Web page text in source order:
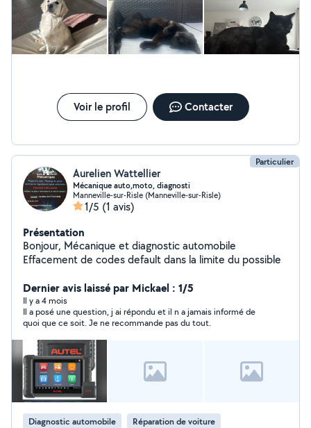
Voir le profil Contacter
Particulier
Aurelien Wattellier
Mécanique auto,moto, diagnosti
Manneville-sur-Risle (Manneville-sur-Risle)
1/5 (1 avis)
Présentation
Bonjour, Mécanique et diagnostic automobile
Effacement de codes default dans la limite du possible
Dernier avis laissé par Mickael : 1/5
Il y a 4 mois
Il a posé une question, j ai répondu et il n a jamais informé de
quoi que ce soit. Je ne recommande pas du tout.
Diagnostic automobile Réparation de voiture